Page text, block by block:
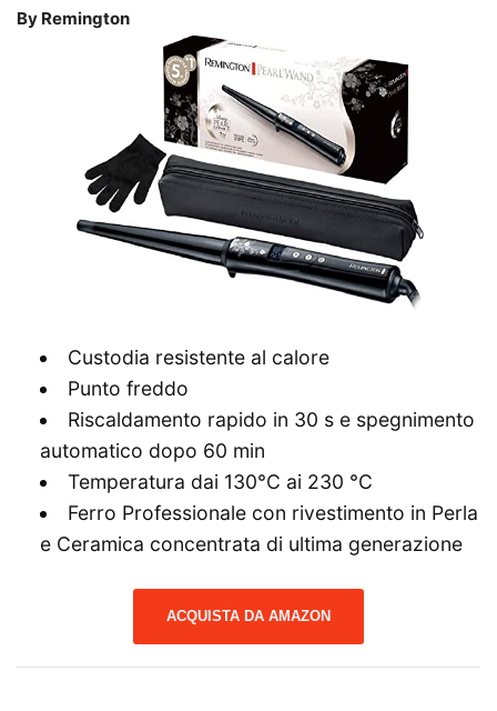
By Remington
Custodia resistente al calore
Punto freddo
Riscaldamento rapido in 30 s e spegnimento
automatico dopo 60 min
Temperatura dai 130°C ai 230 °C
Ferro Professionale con rivestimento in Perla
e Ceramica concentrata di ultima generazione
ACQUISTA DA AMAZON